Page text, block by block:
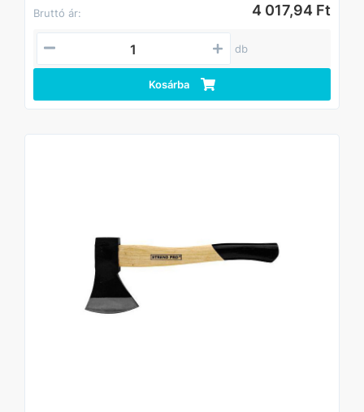
Bruttó ár: 4 017,94 Ft
db
Kosárba